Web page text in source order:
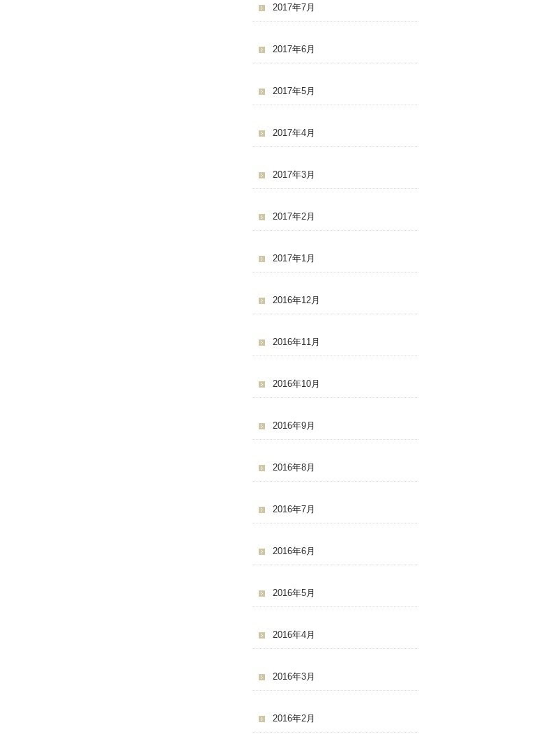
2017年7月
2017年6月
2017年5月
2017年4月
2017年3月
2017年2月
2017年1月
2016年12月
2016年11月
2016年10月
2016年9月
2016年8月
2016年7月
2016年6月
2016年5月
2016年4月
2016年3月
2016年2月